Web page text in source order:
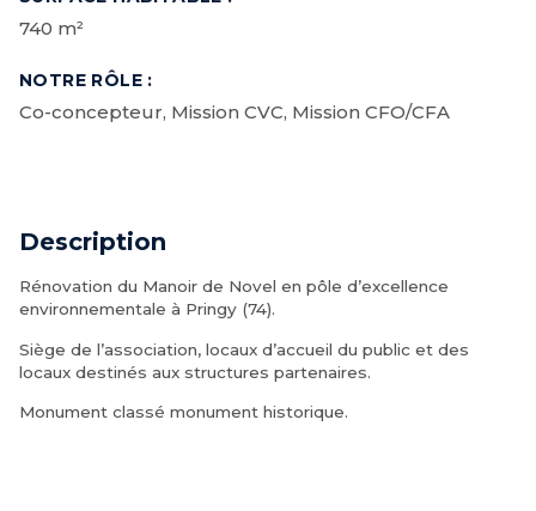
740 m²
NOTRE RÔLE :
Co-concepteur, Mission CVC, Mission CFO/CFA
Description
Rénovation du Manoir de Novel en pôle d’excellence
environnementale à Pringy (74).
Siège de l’association, locaux d’accueil du public et des
locaux destinés aux structures partenaires.
Monument classé monument historique.